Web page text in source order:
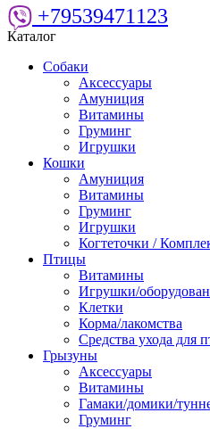
+79539471123
Каталог
Собаки
Аксессуары
Амуниция
Витамины
Груминг
Игрушки
Кошки
Амуниция
Витамины
Груминг
Игрушки
Когтеточки /
Птицы
Витамины
Игрушки/
Клетки
Корма/лакомства
Средства ухода для
Грызуны
Аксессуары
Витамины
Гамаки/домики/
Груминг